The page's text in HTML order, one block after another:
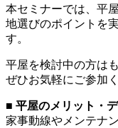
本セミナーでは、平
地選びのポイントを
す。
平屋を検討中の方は
ぜひお気軽にご参加く
■ 平屋のメリット・
家事動線やメンテナ